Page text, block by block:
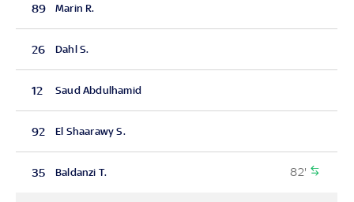
89 Marin R.
26 Dahl S.
12 Saud Abdulhamid
92 El Shaarawy S.
35 Baldanzi T. 82'